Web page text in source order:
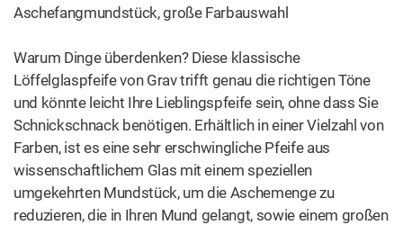
Aschefangmundstück, große Farbauswahl
Warum Dinge überdenken? Diese klassische
Löffelglaspfeife von Grav trifft genau die richtigen Töne
und könnte leicht Ihre Lieblingspfeife sein, ohne dass Sie
Schnickschnack benötigen. Erhältlich in einer Vielzahl von
Farben, ist es eine sehr erschwingliche Pfeife aus
wissenschaftlichem Glas mit einem speziellen
umgekehrten Mundstück, um die Aschemenge zu
reduzieren, die in Ihren Mund gelangt, sowie einem großen